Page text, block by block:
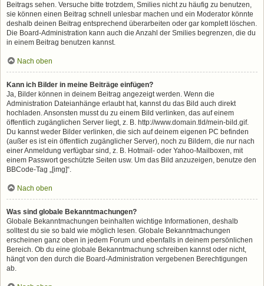
Beitrags sehen. Versuche bitte trotzdem, Smilies nicht zu häufig zu benutzen,
sie können einen Beitrag schnell unlesbar machen und ein Moderator könnte
deshalb deinen Beitrag entsprechend überarbeiten oder gar komplett löschen.
Die Board-Administration kann auch die Anzahl der Smilies begrenzen, die du
in einem Beitrag benutzen kannst.
Nach oben
Kann ich Bilder in meine Beiträge einfügen?
Ja, Bilder können in deinem Beitrag angezeigt werden. Wenn die
Administration Dateianhänge erlaubt hat, kannst du das Bild auch direkt
hochladen. Ansonsten musst du zu einem Bild verlinken, das auf einem
öffentlich zugänglichen Server liegt, z. B. http://www.domain.tld/mein-bild.gif.
Du kannst weder Bilder verlinken, die sich auf deinem eigenen PC befinden
(außer es ist ein öffentlich zugänglicher Server), noch zu Bildern, die nur nach
einer Anmeldung verfügbar sind, z. B. Hotmail- oder Yahoo-Mailboxen, mit
einem Passwort geschützte Seiten usw. Um das Bild anzuzeigen, benutze den
BBCode-Tag „[img]“.
Nach oben
Was sind globale Bekanntmachungen?
Globale Bekanntmachungen beinhalten wichtige Informationen, deshalb
solltest du sie so bald wie möglich lesen. Globale Bekanntmachungen
erscheinen ganz oben in jedem Forum und ebenfalls in deinem persönlichen
Bereich. Ob du eine globale Bekanntmachung schreiben kannst oder nicht,
hängt von den durch die Board-Administration vergebenen Berechtigungen
ab.